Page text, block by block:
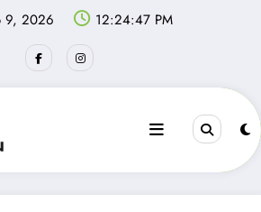
9, 2026 12:24:47 PM